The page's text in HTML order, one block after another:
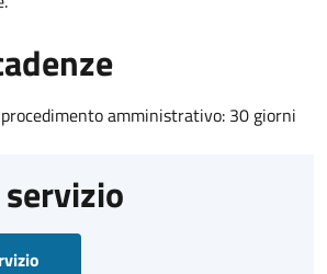
amministrativo: 30 giorni